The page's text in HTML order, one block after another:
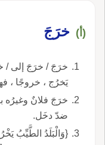
(أ) خرَجَ
خرَجَ / خرَجَ إلى
يَخرُج ، خروجًا ،
خرَجَ فلانٌ وغيرُه
ضدّ دخَل.
{وَالْبَلَدُ الطَّيِّبُ